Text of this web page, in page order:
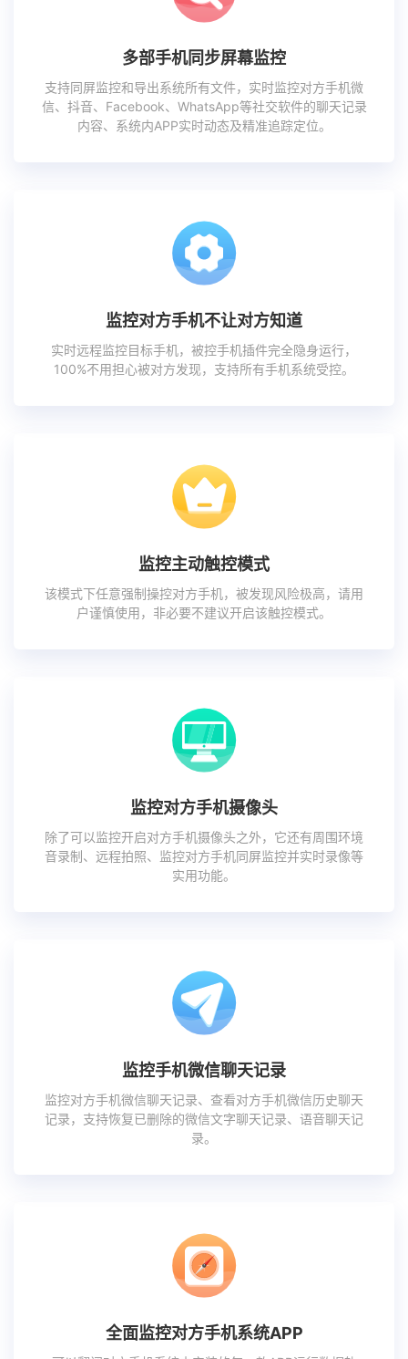
多部手机同步屏幕监控
支持同屏监控和导出系统所有文件，实时监控对方手机微
信、抖音、Facebook、WhatsApp等社交软件的聊天记录
内容、系统内APP实时动态及精准追踪定位。
监控对方手机不让对方知道
实时远程监控目标手机，被控手机插件完全隐身运行，
100%不用担心被对方发现，支持所有手机系统受控。
监控主动触控模式
该模式下任意强制操控对方手机，被发现风险极高，请用
户谨慎使用，非必要不建议开启该触控模式。
监控对方手机摄像头
除了可以监控开启对方手机摄像头之外，它还有周围环境
音录制、远程拍照、监控对方手机同屏监控并实时录像等
实用功能。
监控手机微信聊天记录
监控对方手机微信聊天记录、查看对方手机微信历史聊天
记录，支持恢复已删除的微信文字聊天记录、语音聊天记
录。
全面监控对方手机系统APP